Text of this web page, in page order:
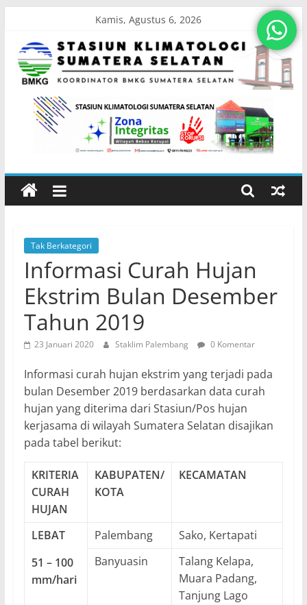
content
Kamis, Agustus 6, 2026
Stasiun
Klimatologi
Sumatera
Koordinator
BMKG
Sumatera
Selatan
Tak Berkategori
Informasi Curah Hujan
Ekstrim Bulan Desember
Tahun 2019
23 Januari 2020 Staklim Palembang 0 Komentar
Informasi curah hujan ekstrim yang terjadi pada
bulan Desember 2019 berdasarkan data curah
hujan yang diterima dari Stasiun/Pos hujan
kerjasama di wilayah Sumatera Selatan disajikan
pada tabel berikut:
KRITERIA
CURAH
HUJAN
KABUPATEN/
KOTA
KECAMATAN
LEBAT
51 – 100
mm/hari
Palembang
Sako, Kertapati
Banyuasin
Talang Kelapa,
Muara Padang,
Tanjung Lago